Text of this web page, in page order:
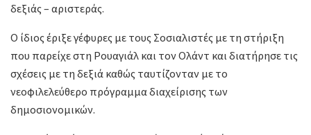
δεξιάς – αριστεράς.
Ο ίδιος έριξε γέφυρες με τους Σοσιαλιστές με τη στήριξη
που παρείχε στη Ρουαγιάλ και τον Ολάντ και διατήρησε τις
σχέσεις με τη δεξιά καθώς ταυτίζονταν με το
νεοφιλελεύθερο πρόγραμμα διαχείρισης των
δημοσιονομικών.